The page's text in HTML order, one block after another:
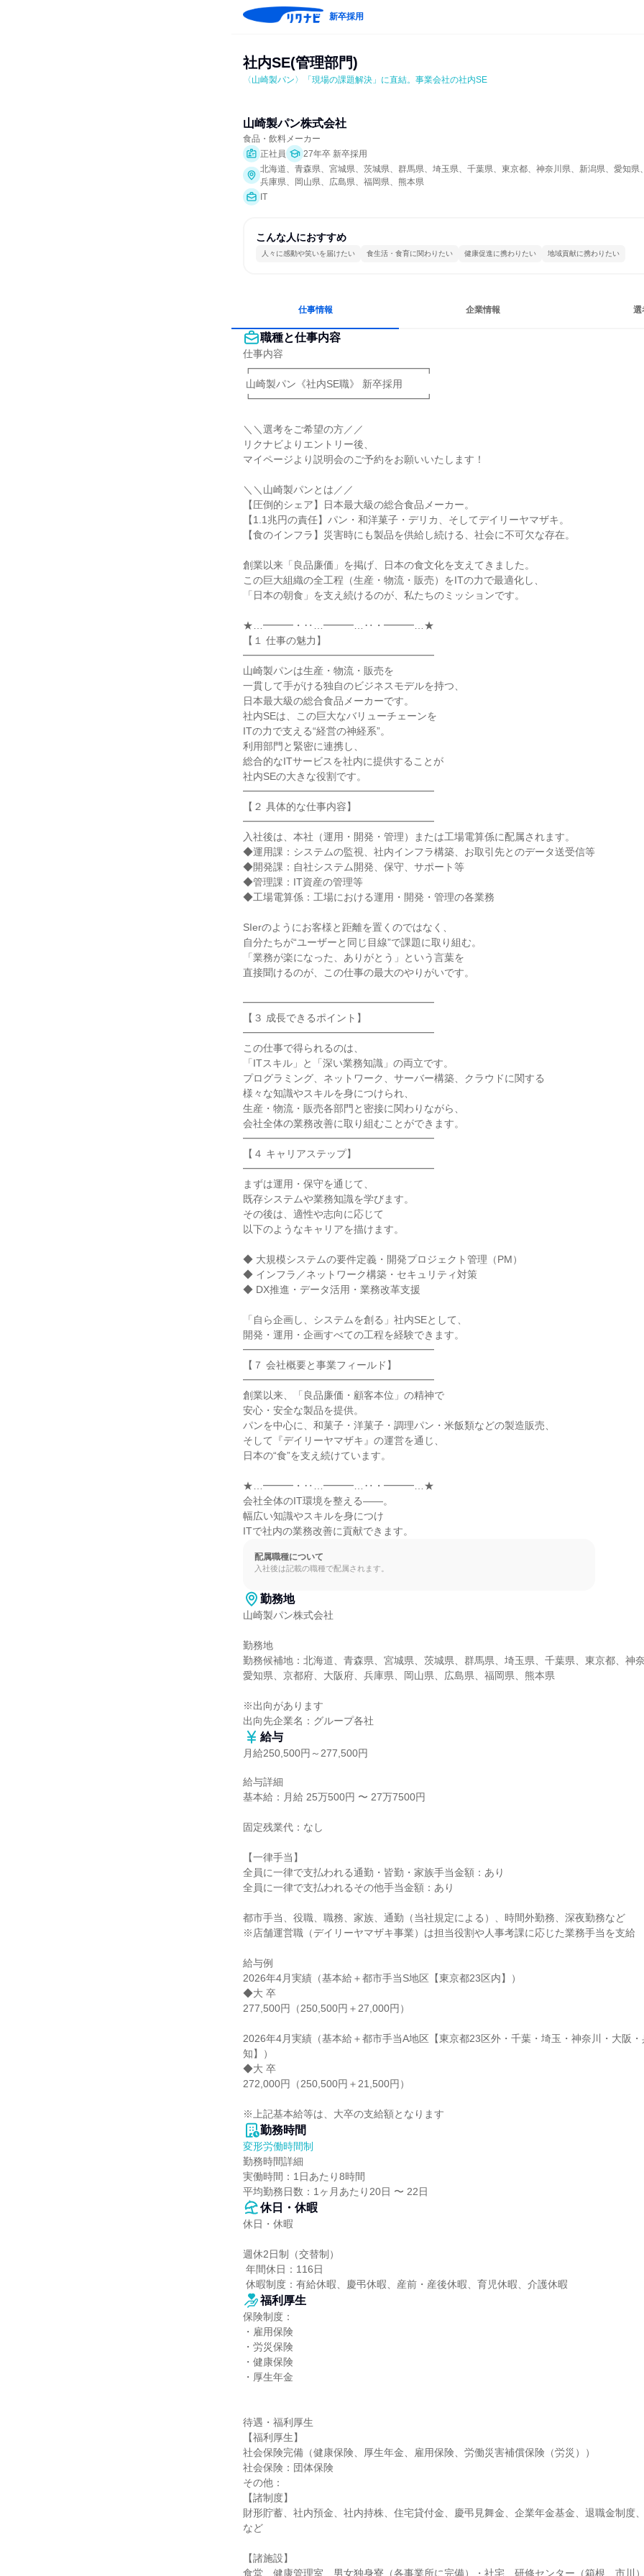
新卒採用
社内SE(管理部門)
〈山崎製パン〉「現場の課題解決」に直結。事業会社の社内SE
山崎製パン株式会社
食品・飲料メーカー
正社員
27年卒 新卒採用
北海道、青森県、宮城県、茨城県、群馬県、埼玉県、千葉県、東京都、神奈川県、新潟県、愛知県
兵庫県、岡山県、広島県、福岡県、熊本県
IT
こんな人におすすめ
人々に感動や笑いを届けたい 食生活・食育に関わりたい 健康促進に携わりたい 地域貢献に携わりたい
仕事情報 企業情報 選
職種と仕事内容
仕事内容
┏━━━━━━━━━━━━━━━━━┓
┗━━━━━━━━━━━━━━━━━┛
＼＼選考をご希望の方／／
リクナビよりエントリー後、
マイページより説明会のご予約をお願いいたします！
＼＼山崎製パンとは／／
【圧倒的シェア】日本最大級の総合食品メーカー。
【1.1兆円の責任】パン・和洋菓子・デリカ、そしてデイリーヤマザキ。
【食のインフラ】災害時にも製品を供給し続ける、社会に不可欠な存在。
創業以来「良品廉価」を掲げ、日本の食文化を支えてきました。
この巨大組織の全工程（生産・物流・販売）をITの力で最適化し、
「日本の朝食」を支え続けるのが、私たちのミッションです。
★…━━━・‥…━━━…‥・━━━…★
【１ 仕事の魅力】
━━━━━━━━━━━━━━━━━━━
山崎製パンは生産・物流・販売を
一貫して手がける独自のビジネスモデルを持つ、
日本最大級の総合食品メーカーです。
社内SEは、この巨大なバリューチェーンを
ITの力で支える“経営の神経系”。
利用部門と緊密に連携し、
総合的なITサービスを社内に提供することが
社内SEの大きな役割です。
━━━━━━━━━━━━━━━━━━━
【２ 具体的な仕事内容】
━━━━━━━━━━━━━━━━━━━
入社後は、本社（運用・開発・管理）または工場電算係に配属されます。
◆運用課：システムの監視、社内インフラ構築、お取引先とのデータ送受信等
◆開発課：自社システム開発、保守、サポート等
◆管理課：IT資産の管理等
◆工場電算係：工場における運用・開発・管理の各業務
SIerのようにお客様と距離を置くのではなく、
自分たちが“ユーザーと同じ目線”で課題に取り組む。
「業務が楽になった、ありがとう」という言葉を
直接聞けるのが、この仕事の最大のやりがいです。
━━━━━━━━━━━━━━━━━━━
【３ 成長できるポイント】
━━━━━━━━━━━━━━━━━━━
この仕事で得られるのは、
「ITスキル」と「深い業務知識」の両立です。
プログラミング、ネットワーク、サーバー構築、クラウドに関する
様々な知識やスキルを身につけられ、
生産・物流・販売各部門と密接に関わりながら、
会社全体の業務改善に取り組むことができます。
━━━━━━━━━━━━━━━━━━━
【４ キャリアステップ】
━━━━━━━━━━━━━━━━━━━
まずは運用・保守を通じて、
既存システムや業務知識を学びます。
その後は、適性や志向に応じて
以下のようなキャリアを描けます。
◆ 大規模システムの要件定義・開発プロジェクト管理（PM）
◆ インフラ／ネットワーク構築・セキュリティ対策
◆ DX推進・データ活用・業務改革支援
「自ら企画し、システムを創る」社内SEとして、
開発・運用・企画すべての工程を経験できます。
━━━━━━━━━━━━━━━━━━━
【７ 会社概要と事業フィールド】
━━━━━━━━━━━━━━━━━━━
創業以来、「良品廉価・顧客本位」の精神で
安心・安全な製品を提供。
パンを中心に、和菓子・洋菓子・調理パン・米飯類などの製造販売、
そして『デイリーヤマザキ』の運営を通じ、
日本の“食”を支え続けています。
★…━━━・‥…━━━…‥・━━━…★
会社全体のIT環境を整える――。
幅広い知識やスキルを身につけ
ITで社内の業務改善に貢献できます。
配属職種について
入社後は記載の職種で配属されます。
勤務地
山崎製パン株式会社
勤務地
勤務候補地：北海道、青森県、宮城県、茨城県、群馬県、埼玉県、千葉県、東京都、神奈
愛知県、京都府、大阪府、兵庫県、岡山県、広島県、福岡県、熊本県
※出向があります
出向先企業名：グループ各社
給与
月給250,500円～277,500円
給与詳細
基本給：月給 25万500円 〜 27万7500円
固定残業代：なし
【一律手当】
全員に一律で支払われる通勤・皆勤・家族手当金額：あり
全員に一律で支払われるその他手当金額：あり
都市手当、役職、職務、家族、通勤（当社規定による）、時間外勤務、深夜勤務など
※店舗運営職（デイリーヤマザキ事業）は担当役割や人事考課に応じた業務手当を支給
給与例
2026年4月実績（基本給＋都市手当S地区【東京都23区内】）
◆大 卒
277,500円（250,500円＋27,000円）
2026年4月実績（基本給＋都市手当A地区【東京都23区外・千葉・埼玉・神奈川・大阪
知】）
◆大 卒
272,000円（250,500円＋21,500円）
※上記基本給等は、大卒の支給額となります
勤務時間
変形労働時間制
勤務時間詳細
実働時間：1日あたり8時間
平均勤務日数：1ヶ月あたり20日 〜 22日
休日・休暇
休日・休暇
週休2日制（交替制）
休暇制度：有給休暇、慶弔休暇、産前・産後休暇、育児休暇、介護休暇
福利厚生
保険制度：
・雇用保険
・労災保険
・健康保険
・厚生年金
待遇・福利厚生
【福利厚生】
社会保険完備（健康保険、厚生年金、雇用保険、労働災害補償保険（労災））
社会保険：団体保険
その他：
【諸制度】
財形貯蓄、社内預金、社内持株、住宅貸付金、慶弔見舞金、企業年金基金、退職金制度
など
【諸施設】
食堂、健康管理室、男女独身寮（各事業所に完備）・社宅、研修センター（箱根、市川